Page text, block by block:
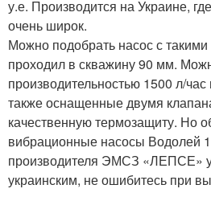
у.е. Производится на Украине,
очень широк.
Можно подобрать насос с
проходил в скважину 90 мм.
производительностью 1500 л/
также оснащенные двумя
качественную термозащиту. Но
вибрационные насосы Водолей 1
производителя ЭМСЗ «ЛЕПСЕ»
украинским, не ошибитесь при